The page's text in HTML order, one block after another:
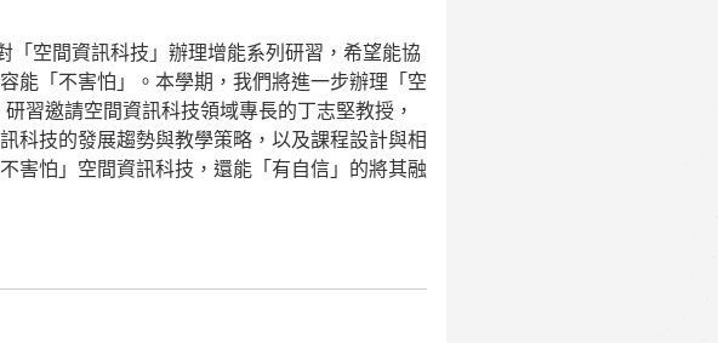
空間資訊科技」辦理增能系列研習，希望能協
能「不害怕」。本學期，我們將進一步辦理「空
習邀請空間資訊科技領域專長的丁志堅教授，
科技的發展趨勢與教學策略，以及課程設計與相
害怕」空間資訊科技，還能「有自信」的將其融